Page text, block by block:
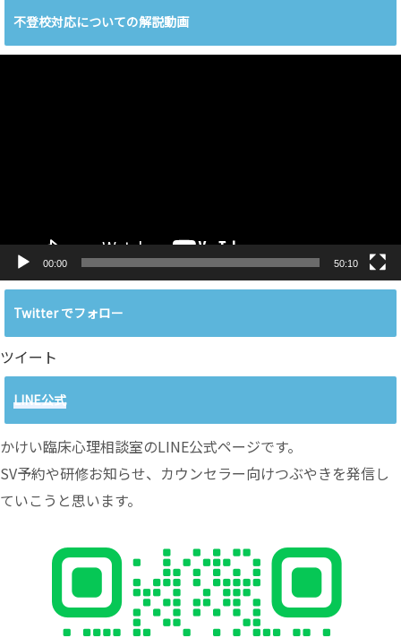
不登校対応についての解説動画
00:00 50:10
Twitter でフォロー
ツイート
LINE公式
かけい臨床心理相談室のLINE公式ページです。
SV予約や研修お知らせ、カウンセラー向けつぶやきを発信し
ていこうと思います。